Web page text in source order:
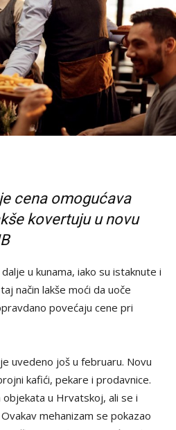
cena omogućava
kovertuju u novu
u kunama, iako su istaknute i
način lakše moći da uoče
povećaju cene pri
uvedeno još u februaru. Novu
kafići, pekare i prodavnice.
u Hrvatskoj, ali se i
mehanizam se pokazao